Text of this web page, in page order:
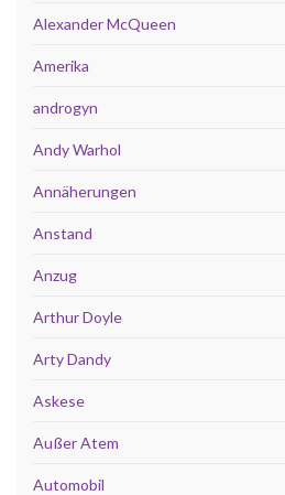
Alexander McQueen
Amerika
androgyn
Andy Warhol
Annäherungen
Anstand
Anzug
Arthur Doyle
Arty Dandy
Askese
Außer Atem
Automobil